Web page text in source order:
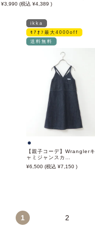
3,990
4,389
ikka
ﾓｱｵﾌ最大4000off
送料無料
【親子コーデ】Wranglerキ
ャミジャンスカ
(120~150cm)
6,500 7,150
1 2